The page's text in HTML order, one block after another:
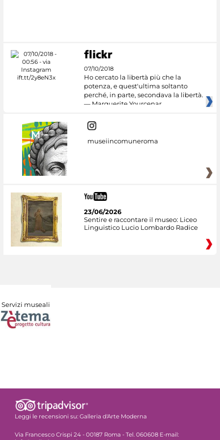
07/10/2018
Ho cercato la libertà più che la
potenza, e quest'ultima soltanto
perché, in parte, secondava la libertà.
— Marguerite Yourcenar
museiincomuneroma
23/06/2026
Sentire e raccontare il museo: Liceo
Linguistico Lucio Lombardo Radice
Servizi museali
Leggi le recensioni su: Galleria d'Arte Moderna
Via Francesco Crispi 24 - 00187 Roma - Tel. 060608 E-mail: